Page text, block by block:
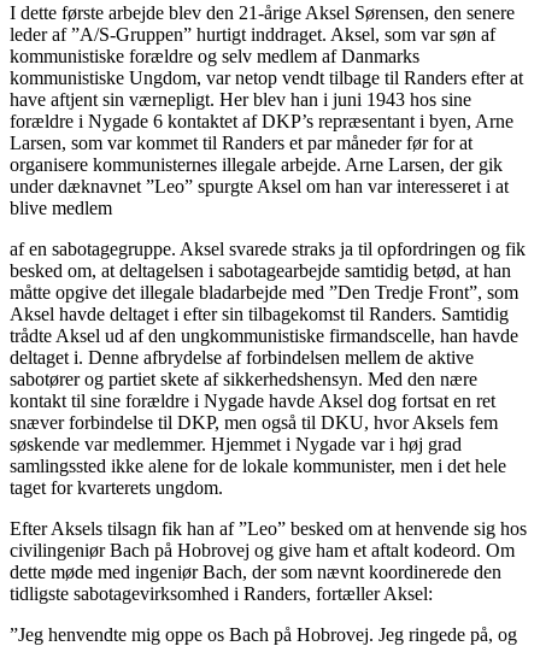
I dette første arbejde blev den 21-årige Aksel Sørensen, den senere
leder af ”A/S-Gruppen” hurtigt inddraget. Aksel, som var søn af
kommunistiske forældre og selv medlem af Danmarks
kommunistiske Ungdom, var netop vendt tilbage til Randers efter at
have aftjent sin værnepligt. Her blev han i juni 1943 hos sine
forældre i Nygade 6 kontaktet af DKP’s repræsentant i byen, Arne
Larsen, som var kommet til Randers et par måneder før for at
organisere kommunisternes illegale arbejde. Arne Larsen, der gik
under dæknavnet ”Leo” spurgte Aksel om han var interesseret i at
blive medlem
af en sabotagegruppe. Aksel svarede straks ja til opfordringen og fik
besked om, at deltagelsen i sabotagearbejde samtidig betød, at han
måtte opgive det illegale bladarbejde med ”Den Tredje Front”, som
Aksel havde deltaget i efter sin tilbagekomst til Randers. Samtidig
trådte Aksel ud af den ungkommunistiske firmandscelle, han havde
deltaget i. Denne afbrydelse af forbindelsen mellem de aktive
sabotører og partiet skete af sikkerhedshensyn. Med den nære
kontakt til sine forældre i Nygade havde Aksel dog fortsat en ret
snæver forbindelse til DKP, men også til DKU, hvor Aksels fem
søskende var medlemmer. Hjemmet i Nygade var i høj grad
samlingssted ikke alene for de lokale kommunister, men i det hele
taget for kvarterets ungdom.
Efter Aksels tilsagn fik han af ”Leo” besked om at henvende sig hos
civilingeniør Bach på Hobrovej og give ham et aftalt kodeord. Om
dette møde med ingeniør Bach, der som nævnt koordinerede den
tidligste sabotagevirksomhed i Randers, fortæller Aksel:
”Jeg henvendte mig oppe os Bach på Hobrovej. Jeg ringede på, og